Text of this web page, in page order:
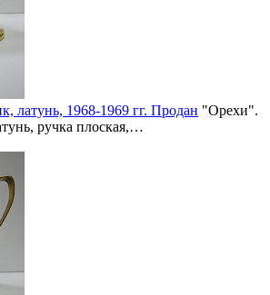
латунь, 1968-1969 гг. Продан "Орехи".
ручка плоская,…